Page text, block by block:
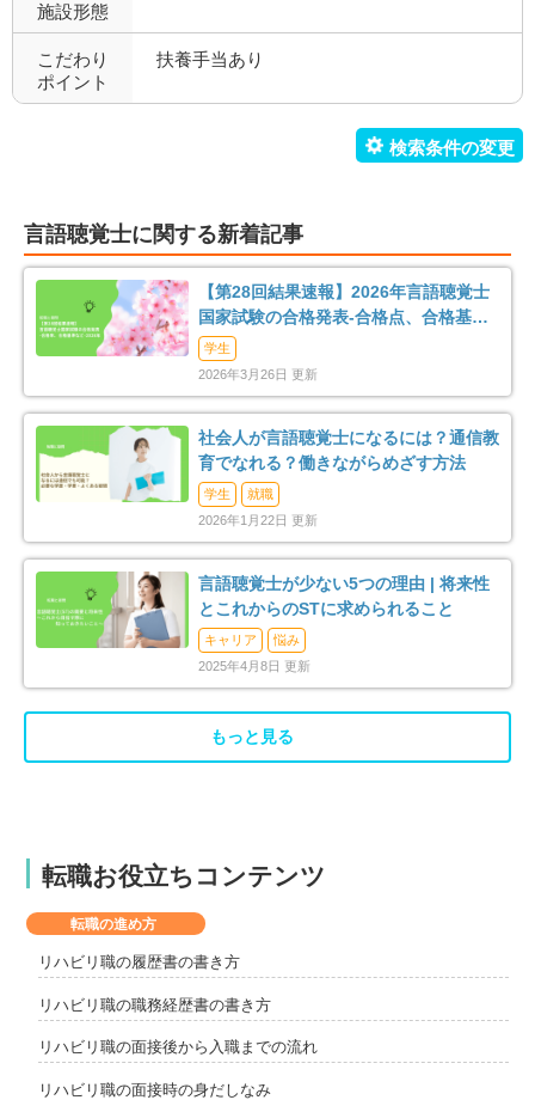
試用期間有
職場環境充実
3
車通勤可 5 転居のサポート充実
リハスタッフ複数在籍 経営が安定している 3
管理職募集 0
施設形態
こだわり
ポイント
扶養手当あり
言語聴覚士に関する新着記事
【第28回結果速報】2026年言語聴覚士
国家試験の合格発表-合格点、合格基
準、合格率など-
学生
2026年3月26日 更新
社会人が言語聴覚士になるには？通信教
育でなれる？働きながらめざす方法
学生
就職
2026年1月22日 更新
言語聴覚士が少ない5つの理由 | 将来性
とこれからのSTに求められること
キャリア
悩み
2025年4月8日 更新
もっと見る
転職お役立ちコンテンツ
転職の進め方
リハビリ職の履歴書の書き方
リハビリ職の職務経歴書の書き方
リハビリ職の面接後から入職までの流れ
リハビリ職の面接時の身だしなみ